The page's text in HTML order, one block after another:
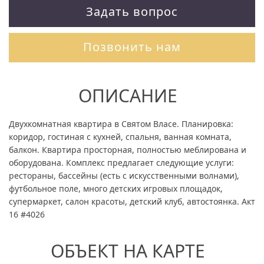
Задать вопрос
Позвонить нам
ОПИСАНИЕ
Двухкомнатная квартира в Святом Власе. Планировка:
коридор, гостиная с кухней, спальня, ванная комната,
балкон. Квартира просторная, полностью меблирована и
оборудована. Комплекс предлагает следующие услуги:
рестораны, бассейны (есть с искусственными волнами),
футбольное поле, много детских игровых площадок,
супермаркет, салон красоты, детский клуб, автостоянка. Акт
16 #4026
ОБЪЕКТ НА КАРТЕ